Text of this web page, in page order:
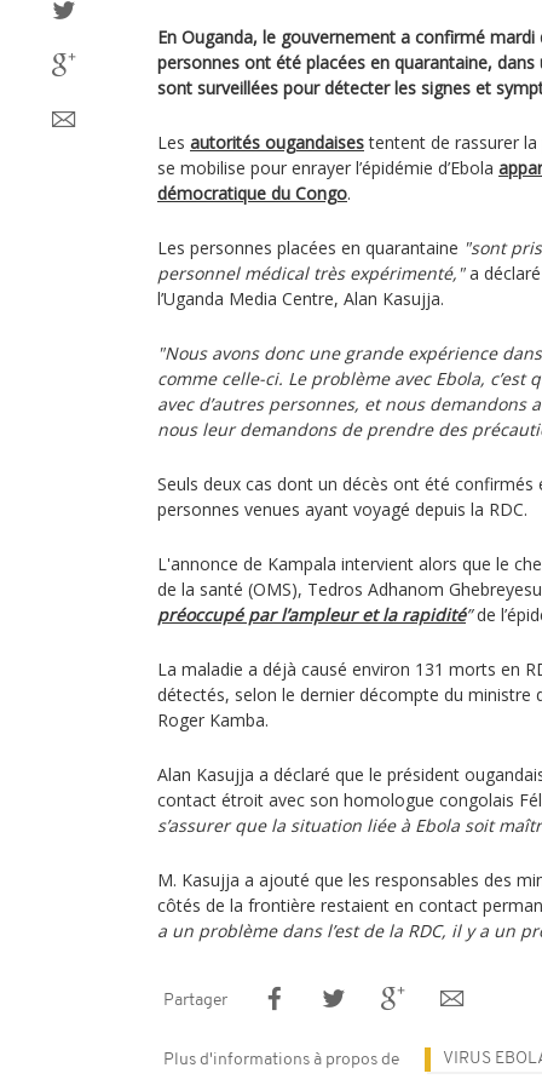
En Ouganda, le gouvernement a confirmé
personnes ont été placées en quarantaine,
sont surveillées pour détecter les signes et
Les autorités ougandaisestentent de rassurer
se mobilise pour enrayer l’épidémie d’Ebola
démocratique du Congo.
Les personnes placées en quarantaine "sont
personnel médical très expérimenté,"a
l’Uganda Media Centre, Alan Kasujja.
"Nous avons donc une grande expérience
comme celle-ci. Le problème avec Ebola, c’est
avec d’autres personnes, et nous demandons
nous leur demandons de prendre des
Seuls deux cas dont un décès ont été confirmés
personnes venues ayant voyagé depuis la RDC.
L'annonce de Kampala intervient alors que le
de la santé (OMS), Tedros Adhanom
préoccupé par l’ampleur et la rapidité”de
La maladie a déjà causé environ 131 morts en
détectés, selon le dernier décompte du ministre
Roger Kamba.
Alan Kasujja a déclaré que le président
contact étroit avec son homologue congolais
s’assurer que la situation liée à Ebola soit
M. Kasujja a ajouté que les responsables des
côtés de la frontière restaient en contact
a un problème dans l’est de la RDC, il y a un
Partager
Plus d'informations à propos de VIRUS